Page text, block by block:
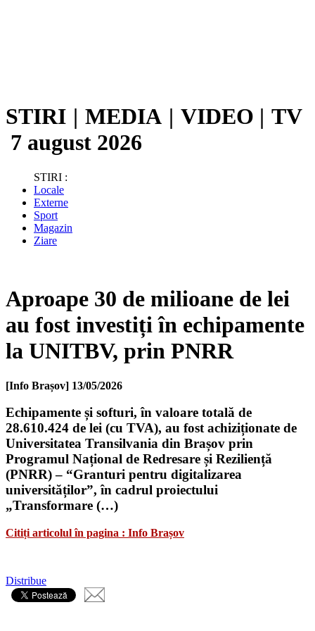
STIRI | MEDIA | VIDEO | TV
7 august 2026
STIRI :
Locale
Externe
Sport
Magazin
Ziare
Aproape 30 de milioane de lei
au fost investiți în echipamente
la UNITBV, prin PNRR
[Info Brașov] 13/05/2026
Echipamente și softuri, în valoare totală de
28.610.424 de lei (cu TVA), au fost achiziționate de
Universitatea Transilvania din Brașov prin
Programul Național de Redresare și Reziliență
(PNRR) – “Granturi pentru digitalizarea
universităților”, în cadrul proiectului
„Transformare (…)
Citiți articolul în pagina : Info Brașov
Distribue